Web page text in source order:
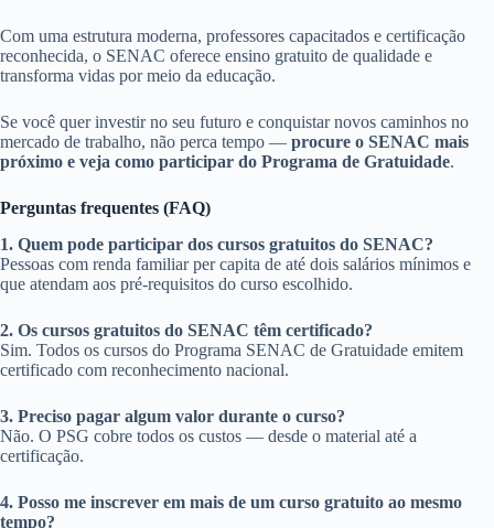
Com uma estrutura moderna, professores capacitados e certificação
reconhecida, o SENAC oferece ensino gratuito de qualidade e
transforma vidas por meio da educação.
Se você quer investir no seu futuro e conquistar novos caminhos no
mercado de trabalho, não perca tempo — procure o SENAC mais
próximo e veja como participar do Programa de Gratuidade.
Perguntas frequentes (FAQ)
1. Quem pode participar dos cursos gratuitos do SENAC?
Pessoas com renda familiar per capita de até dois salários mínimos e
que atendam aos pré-requisitos do curso escolhido.
2. Os cursos gratuitos do SENAC têm certificado?
Sim. Todos os cursos do Programa SENAC de Gratuidade emitem
certificado com reconhecimento nacional.
3. Preciso pagar algum valor durante o curso?
Não. O PSG cobre todos os custos — desde o material até a
certificação.
4. Posso me inscrever em mais de um curso gratuito ao mesmo
tempo?